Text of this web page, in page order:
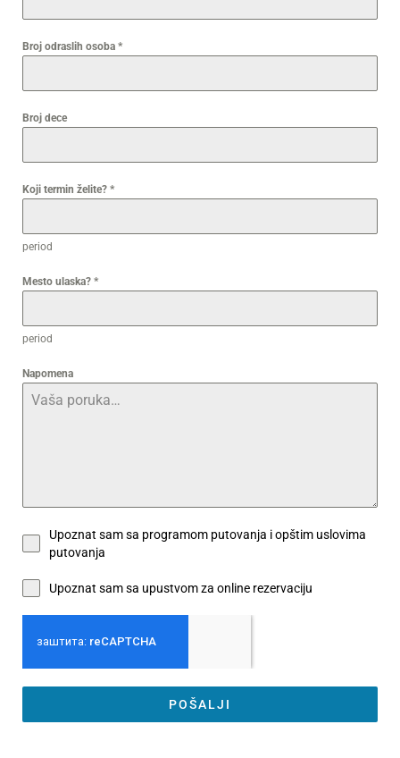
Broj odraslih osoba *
Broj dece
Koji termin želite? *
period
Mesto ulaska? *
period
Napomena
Upoznat sam sa programom putovanja i opštim uslovima
putovanja
Upoznat sam sa upustvom za online rezervaciju
POŠALJI